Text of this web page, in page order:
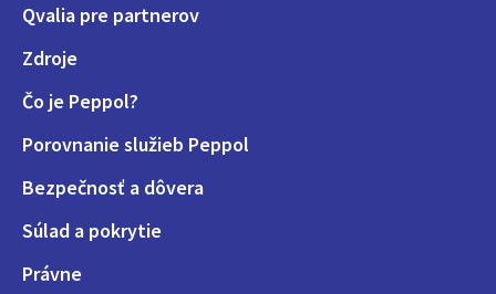
Qvalia pre partnerov
Zdroje
Čo je Peppol?
Porovnanie služieb Peppol
Bezpečnosť a dôvera
Súlad a pokrytie
Právne